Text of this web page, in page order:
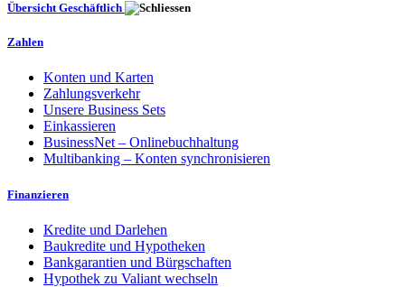
Übersicht Geschäftlich
Zahlen
Konten und Karten
Zahlungsverkehr
Unsere Business Sets
Einkassieren
BusinessNet – Onlinebuchhaltung
Multibanking – Konten synchronisieren
Finanzieren
Kredite und Darlehen
Baukredite und Hypotheken
Bankgarantien und Bürgschaften
Hypothek zu Valiant wechseln